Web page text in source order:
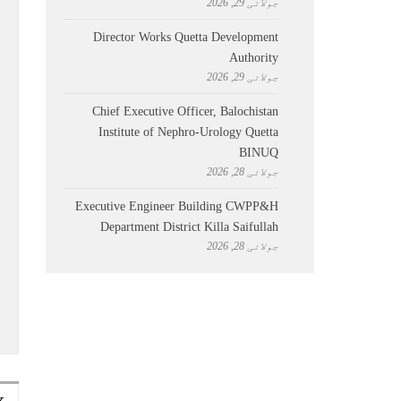
Director Works Quetta Development
Authority
جولائی 29, 2026
Chief Executive Officer, Balochistan
Institute of Nephro-Urology Quetta
BINUQ
جولائی 28, 2026
Executive Engineer Building CWPP&H
Department District Killa Saifullah
جولائی 28, 2026